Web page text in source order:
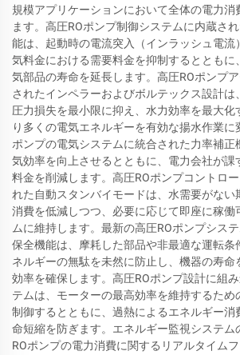
規模アプリケーションにおいて全体の電力消
ます。高圧ROポンプ制御システムに内蔵さ
能は、起動時の電流突入（インラッシュ電流
気料金における需要料金を抑制するとともに
気部品の寿命を延長します。高圧ROポンプ
されたインペラーおよびボルテックス設計は
圧力損失を最小限に抑え、水力効率を最大化
り多くの電気エネルギーを有効な揚水作業に
ポンプの電気システムに統合された力率補正
気効率を向上させるとともに、電力会社が課
料金を削減します。高圧ROポンプコントロ
れた自動スタンバイモードは、水需要がない
消費を低減しつつ、必要に応じて即座に稼働
ムに維持します。最新の高圧ROポンプシス
保全機能は、摩耗した部品や非最適な運転条
ネルギーの無駄を未然に防止し、機器の寿命
効率を確保します。高圧ROポンプ設計に組
テムは、モーターの最高効率を維持するため
制御するとともに、過熱によるエネルギー消
命短縮を防ぎます。エネルギー監視システム
ROポンプの電力消費に関するリアルタイム